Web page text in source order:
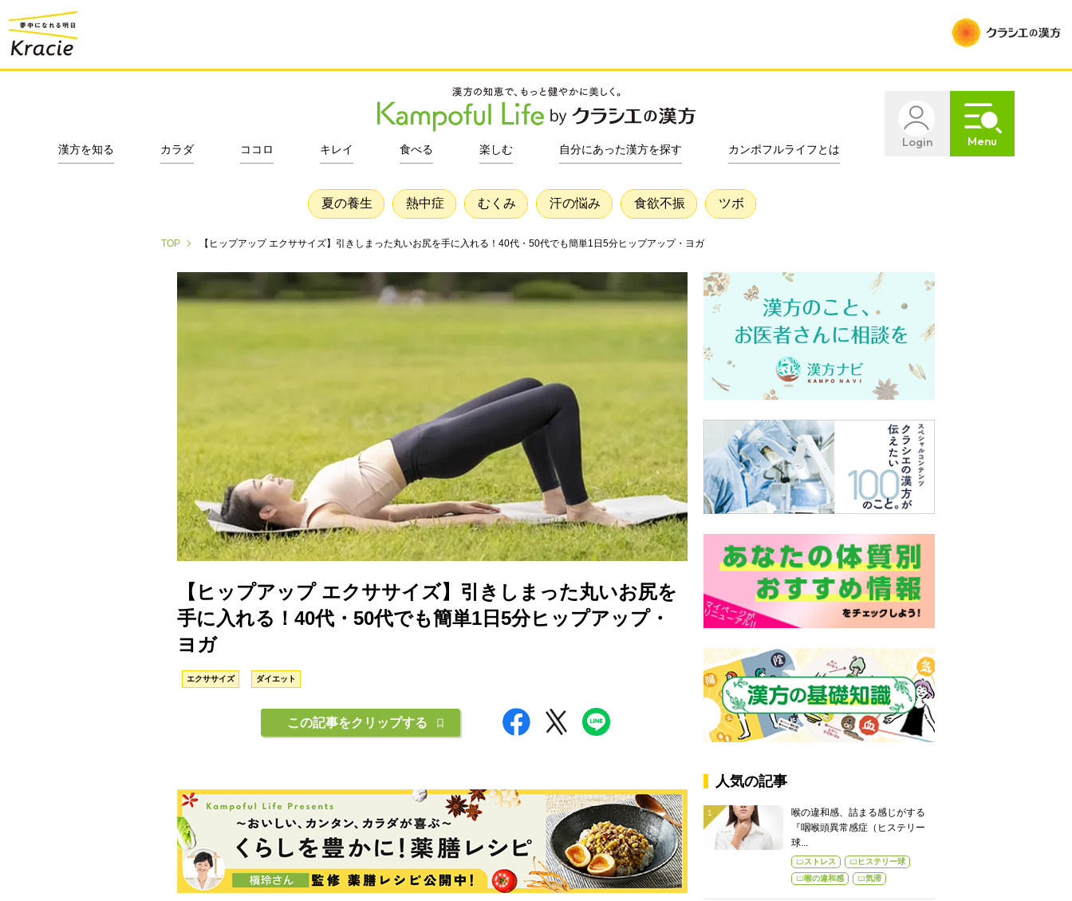
Login Menu
漢方を知る カラダ ココロ キレイ 食べる 楽しむ 自分にあった漢方を探す カンポフルライフとは
夏の養生 熱中症 むくみ 汗の悩み 食欲不振 ツボ
TOP 【ヒップアップ エクササイズ】引きしまった丸いお尻を手に入れる！40代・50代でも簡単1日5分ヒップアップ・ヨガ
【ヒップアップ エクササイズ】引きしまった丸いお尻を
手に入れる！40代・50代でも簡単1日5分ヒップアップ・
ヨガ
エクササイズ ダイエット
この記事をクリップする
人気の記事
喉の違和感、詰まる感じがする
『咽喉頭異常感症（ヒステリー
球...
ストレス
ヒステリー球
喉の違和感
気滞